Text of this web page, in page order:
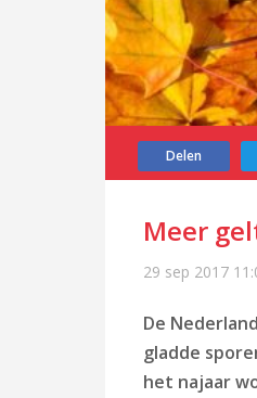
Delen
Meer
29 sep 2017
De
gladde
het najaar